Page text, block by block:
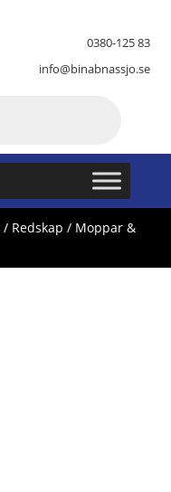
0380-125 83
info@binabnassjo.se
/ Redskap / Moppar &